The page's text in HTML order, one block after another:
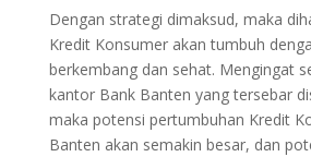
Dengan strategi dimaksud, maka
Kredit Konsumer akan tumbuh
berkembang dan sehat. Mengingat
kantor Bank Banten yang tersebar
maka potensi pertumbuhan Kredit
Banten akan semakin besar, dan